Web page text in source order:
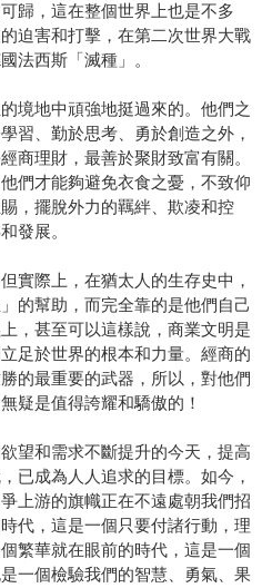
歸，這在整個世界上也是不多
迫害和打擊，在第二次世界大戰
法西斯「滅種」。
境地中頑強地挺過來的。他們之
習、勤於思考、勇於創造之外，
商理財，最善於聚財致富有關。
們才能夠避免衣食之憂，不致仰
，擺脫外力的羈絆、欺凌和控
發展。
實際上，在猶太人的生存史中，
的幫助，而完全靠的是他們自己
，甚至可以這樣說，商業文明是
足於世界的根本和力量。經商的
的最重要的武器，所以，對他們
疑是值得誇耀和驕傲的！
望和需求不斷提升的今天，提高
已成為人人追求的目標。如今，
上游的旗幟正在不遠處朝我們招
代，這是一個只要付諸行動，理
繁華就在眼前的時代，這是一個
一個檢驗我們的智慧、勇氣、果